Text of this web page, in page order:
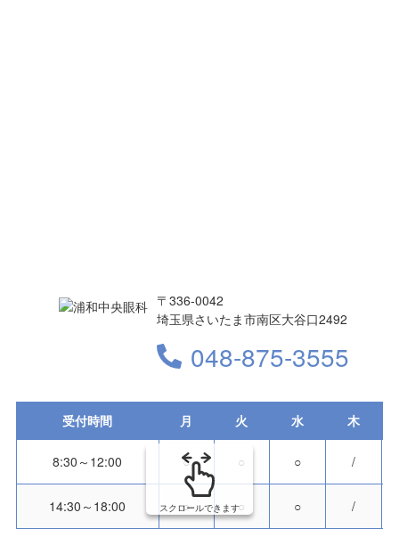
〒336-0042
埼玉県さいたま市南区大谷口2492
048-875-3555
受付時間 月 火 水 木
8:30～12:00 ○ ○ ○ /
14:30～18:00 ○ ○ ○ /
スクロールできます